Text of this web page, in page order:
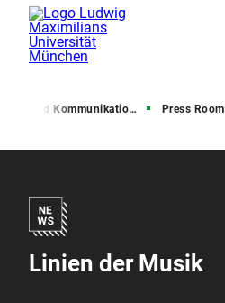
und Kommunikation (PuK) Press Room
Linien der Musik